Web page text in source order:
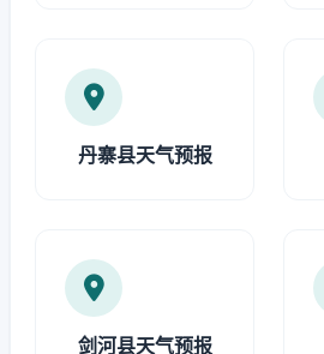
丹寨县天气预报
剑河县天气预报